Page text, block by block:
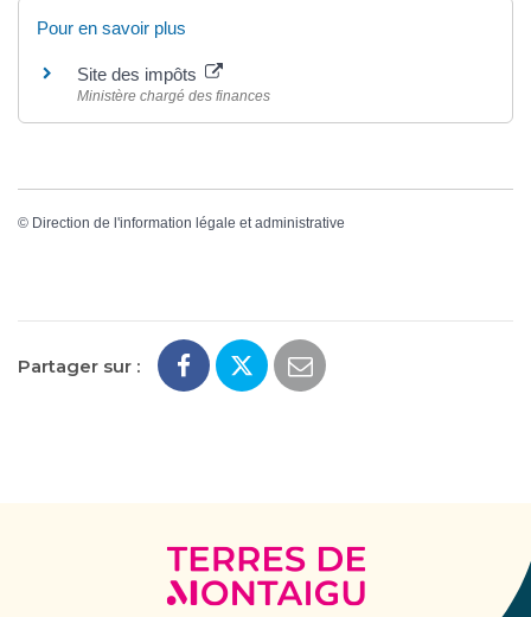
Pour en savoir plus
Site des impôts
Ministère chargé des finances
© Direction de l'information légale et administrative
Partager sur :
Terres
de